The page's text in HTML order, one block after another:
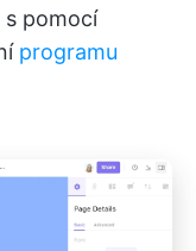
s pomocí
programu